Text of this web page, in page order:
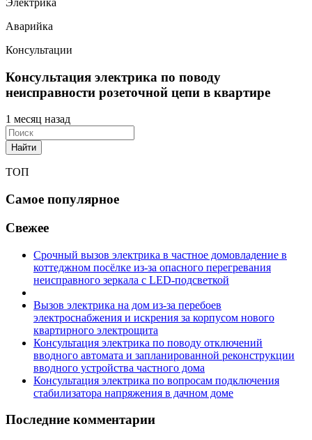
Электрика
Аварийка
Консультации
Консультация электрика по поводу
неисправности розеточной цепи в квартире
1 месяц назад
Найти
ТОП
Самое популярное
Свежее
Срочный вызов электрика в частное домовладение в
коттеджном посёлке из-за опасного перегревания
неисправного зеркала с LED-подсветкой
Вызов электрика на дом из-за перебоев
электроснабжения и искрения за корпусом нового
квартирного электрощита
Консультация электрика по поводу отключений
вводного автомата и запланированной реконструкции
вводного устройства частного дома
Консультация электрика по вопросам подключения
стабилизатора напряжения в дачном доме
Последние комментарии